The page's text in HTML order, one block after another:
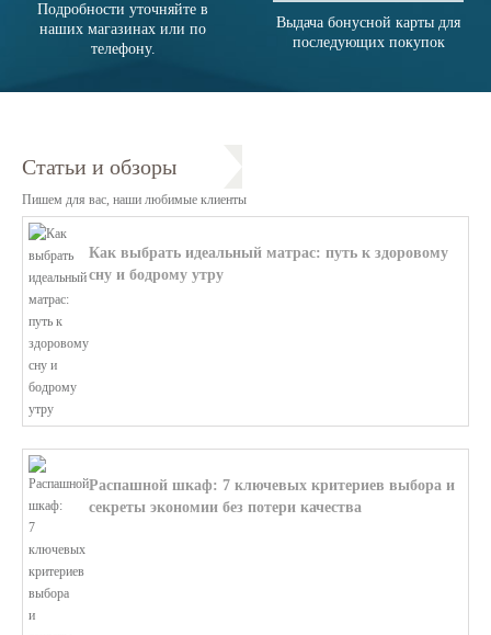
Подробности уточняйте в
наших магазинах или по
телефону.
Выдача бонусной карты для
последующих покупок
Статьи и обзоры
Пишем для вас, наши любимые клиенты
Как выбрать идеальный матрас: путь к здоровому
сну и бодрому утру
Распашной шкаф: 7 ключевых критериев выбора и
секреты экономии без потери качества